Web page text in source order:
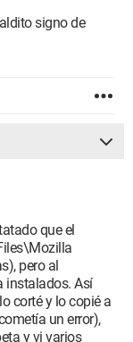
signo de
que el
pero al
instalados. Así
corté y lo copié a
un error),
y vi varios